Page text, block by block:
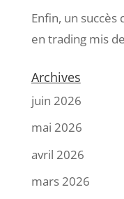
Enfin, un succès
en trading mis
Archives
juin 2026
mai 2026
avril 2026
mars 2026